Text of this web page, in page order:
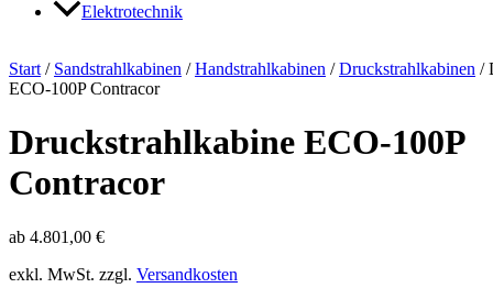
Elektrotechnik
Start / Sandstrahlkabinen /Handstrahlkabinen /Druckstrahlkabinen /
ECO-100P Contracor
Druckstrahlkabine ECO-100P
Contracor
ab 4.801,00 €
exkl. MwSt. zzgl. Versandkosten